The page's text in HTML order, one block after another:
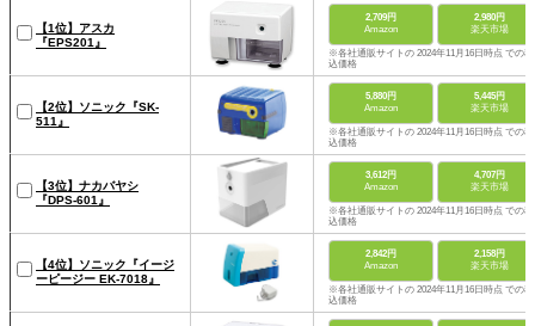
【1位】アスカ
『EPS201』
2,709円
Amazon
2,980円
楽天市場
※各社通販サイトの 2024年11月16日時点 での税
込価格
【2位】ソニック『SK-
511』
5,880円
Amazon
5,445円
楽天市場
※各社通販サイトの 2024年11月16日時点 での税
込価格
【3位】ナカバヤシ
『DPS-601』
3,612円
Amazon
4,707円
楽天市場
※各社通販サイトの 2024年11月16日時点 での税
込価格
【4位】ソニック『イージ
ーピージー EK-7018』
2,842円
Amazon
2,158円
楽天市場
※各社通販サイトの 2024年11月16日時点 での税
込価格